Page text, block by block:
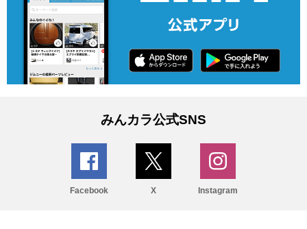
みんカラ公式SNS
Facebook X Instagram